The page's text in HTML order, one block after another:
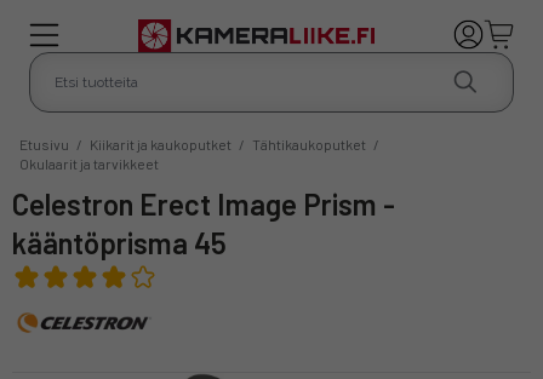
Etusivu / Kiikarit ja kaukoputket / Tähtikaukoputket /
Okulaarit ja tarvikkeet
Celestron Erect Image Prism -
kääntöprisma 45